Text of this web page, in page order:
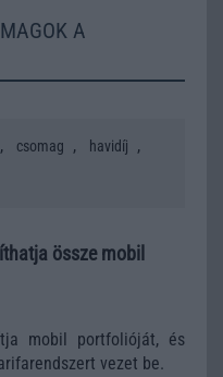
A
, csomag , havidíj ,
össze mobil
mobil portfolióját, és
vezet be.